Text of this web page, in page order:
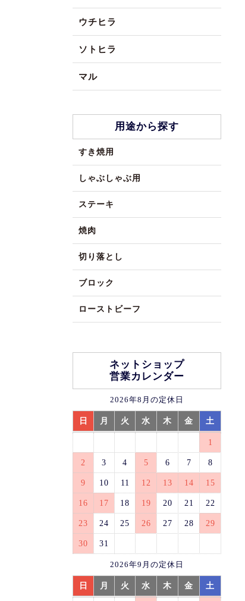
ウチヒラ
ソトヒラ
マル
用途から探す
すき焼用
しゃぶしゃぶ用
ステーキ
焼肉
切り落とし
ブロック
ローストビーフ
ネットショップ
営業カレンダー
2026年8月の定休日
日 月 火 水 木 金 土
1
2 3 4 5 6 7 8
9 10 11 12 13 14 15
16 17 18 19 20 21 22
23 24 25 26 27 28 29
30 31
2026年9月の定休日
日 月 火 水 木 金 土